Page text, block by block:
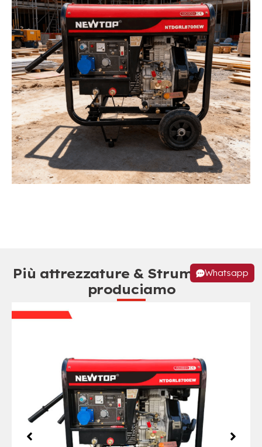
Più attrezzature & Strumenti che
produciamo
Whatsapp